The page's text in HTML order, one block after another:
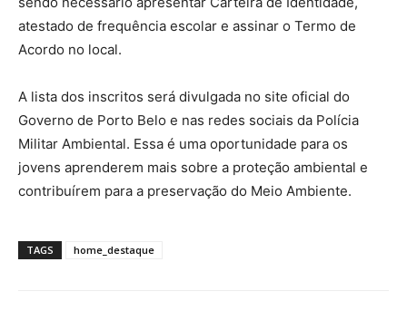
atestado de frequência escolar e assinar o Termo de
Acordo no local.
A lista dos inscritos será divulgada no site oficial do
Governo de Porto Belo e nas redes sociais da Polícia
Militar Ambiental. Essa é uma oportunidade para os
jovens aprenderem mais sobre a proteção ambiental e
contribuírem para a preservação do Meio Ambiente.
TAGS home_destaque